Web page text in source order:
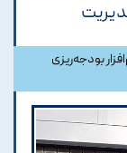
بودجه‌ریزی